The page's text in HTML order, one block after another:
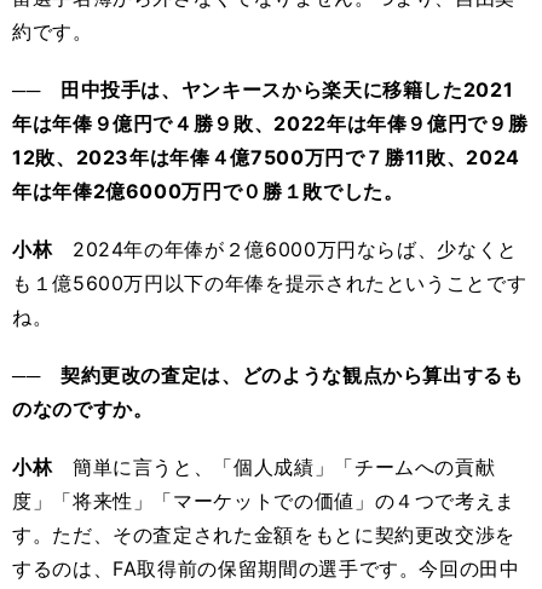
約です。
── 田中投手は、ヤンキースから楽天に移籍した2021
年は年俸９億円で４勝９敗、2022年は年俸９億円で９勝
12敗、2023年は年俸４億7500万円で７勝11敗、2024
年は年俸2億6000万円で０勝１敗でした。
小林2024年の年俸が２億6000万円ならば、少なくと
も１億5600万円以下の年俸を提示されたということです
ね。
── 契約更改の査定は、どのような観点から算出するも
のなのですか。
小林簡単に言うと、「個人成績」「チームへの貢献
度」「将来性」「マーケットでの価値」の４つで考えま
す。ただ、その査定された金額をもとに契約更改交渉を
するのは、FA取得前の保留期間の選手です。今回の田中